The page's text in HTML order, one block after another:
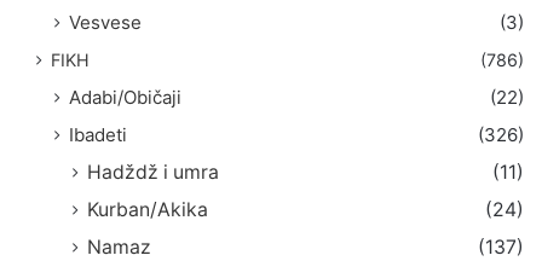
Vesvese
(3)
FIKH (786)
Adabi/Običaji
(22)
Ibadeti
(326)
Hadždž i umra
(11)
Kurban/Akika
(24)
Namaz
(137)